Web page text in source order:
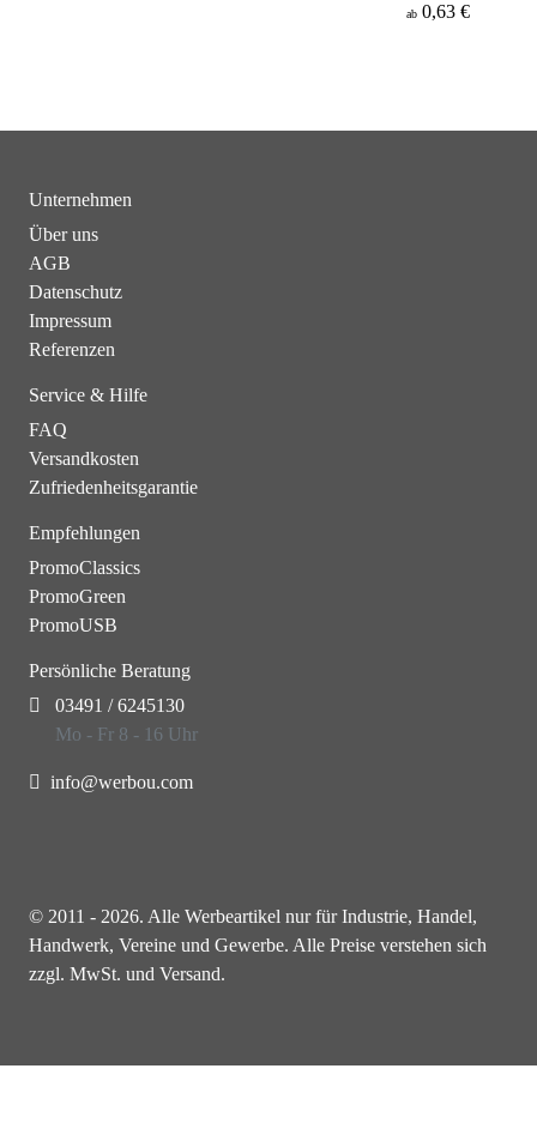
ab 0,63 €
Unternehmen
Über uns
AGB
Datenschutz
Impressum
Referenzen
Service & Hilfe
FAQ
Versandkosten
Zufriedenheitsgarantie
Empfehlungen
PromoClassics
PromoGreen
PromoUSB
Persönliche Beratung
03491 / 6245130
Mo - Fr 8 - 16 Uhr
info@werbou.com
© 2011 - 2026. Alle Werbeartikel nur für Industrie, Handel,
Handwerk, Vereine und Gewerbe. Alle Preise verstehen sich
zzgl. MwSt. und Versand.